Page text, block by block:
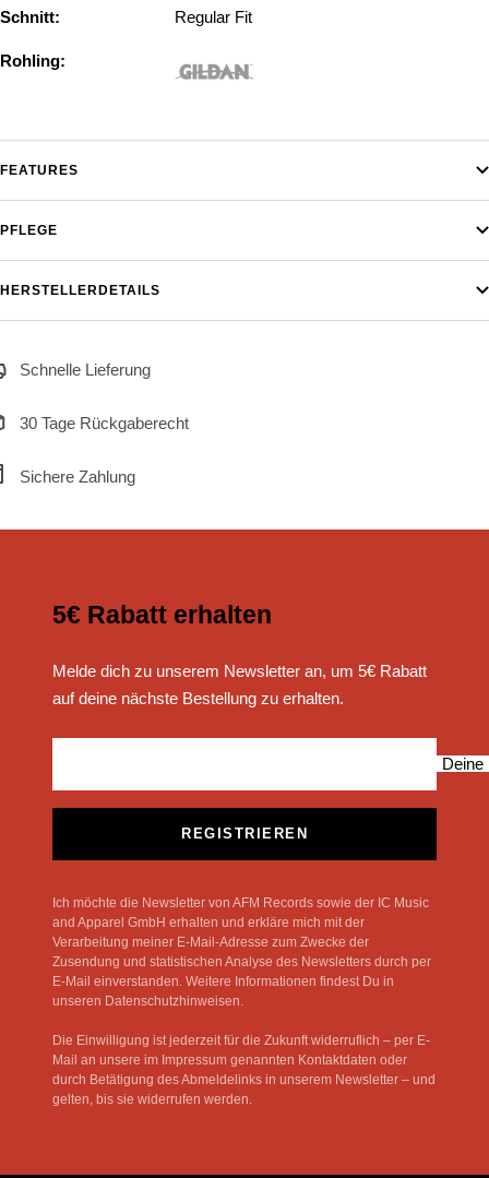
Schnitt: Regular Fit
Rohling:
FEATURES
PFLEGE
HERSTELLERDETAILS
Schnelle Lieferung
30 Tage Rückgaberecht
Sichere Zahlung
5€ Rabatt erhalten
Melde dich zu unserem Newsletter an, um 5€ Rabatt
auf deine nächste Bestellung zu erhalten.
Deine
REGISTRIEREN
Ich möchte die Newsletter von AFM Records sowie der IC Music
and Apparel GmbH erhalten und erkläre mich mit der
Verarbeitung meiner E-Mail-Adresse zum Zwecke der
Zusendung und statistischen Analyse des Newsletters durch per
E-Mail einverstanden. Weitere Informationen findest Du in
unseren Datenschutzhinweisen.
Die Einwilligung ist jederzeit für die Zukunft widerruflich – per E-
Mail an unsere im Impressum genannten Kontaktdaten oder
durch Betätigung des Abmeldelinks in unserem Newsletter – und
gelten, bis sie widerrufen werden.